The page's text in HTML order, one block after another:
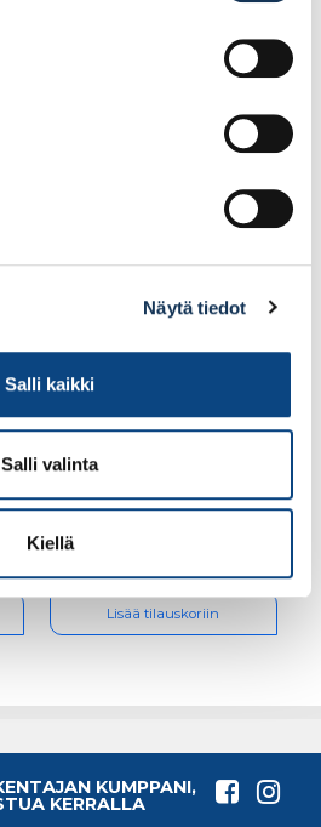
Näytä tiedot
Salli kaikki
Salli valinta
Kiellä
Lisää tilauskoriin
08/2500 sandstone
Lisää tilauskoriin
KUMPPANI,
KERRALLA